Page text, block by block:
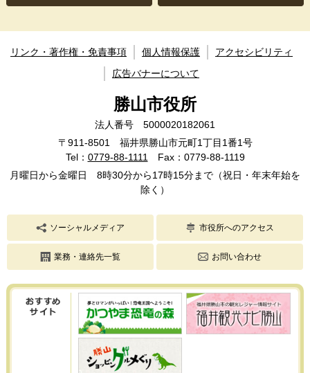
リンク・著作権・免責事項 個人情報保護
アクセシビリティ
広告バナーについて
勝山市役所
法人番号 5000020182061
〒911-8501 福井県勝山市元町1丁目1番1号
Tel： 0779-88-1111
Fax：0779-88-1119
月曜日から金曜日 8時30分から17時15分まで（祝日・年末年始を
除く）
ソーシャルメディア 市役所へのアクセス
業務・連絡先一覧 お問い合わせ